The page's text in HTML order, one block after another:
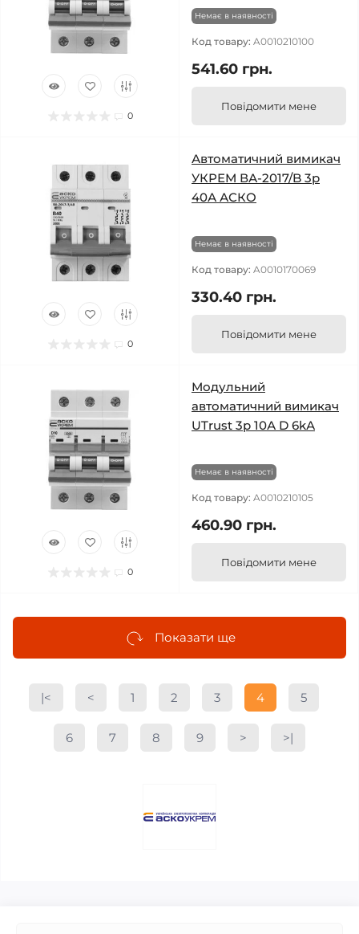
0
Немає в наявності
Код товару: A0010210100
541.60 грн.
Повідомити мене
0
Автоматичний вимикач
УКРЕМ ВА-2017/B 3р
40А АСКО
Немає в наявності
Код товару: A0010170069
330.40 грн.
Повідомити мене
0
Модульний
автоматичний вимикач
UTrust 3р 10А D 6kА
Немає в наявності
Код товару: A0010210105
460.90 грн.
Повідомити мене
Показати ще
|< < 1 2 3 4 5
6 7 8 9 > >|